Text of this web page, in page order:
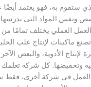
ستقوم به، فهو يعتمد
ونفس المواد التي
العملي يختلف تمامًا
ماكينات لإنتاج علب
لإنتاج الأدوية، والبعض
وتخفيضها. كل شركة
في شركة أخرى، فقط